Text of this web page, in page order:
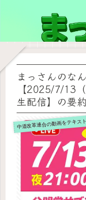
まっさんのな
【2025/7/13
生配信】の要約
中道改革連合の動画をテキス